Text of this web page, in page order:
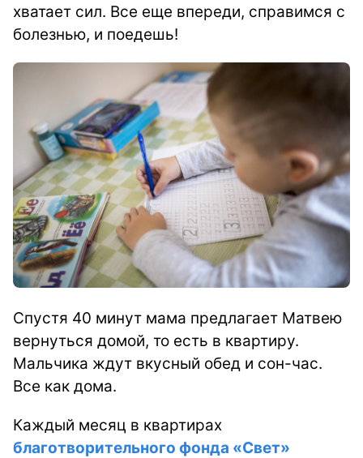
хватает сил. Все еще впереди, справимся с
болезнью, и поедешь!
Спустя 40 минут мама предлагает Матвею
вернуться домой, то есть в квартиру.
Мальчика ждут вкусный обед и сон-час.
Все как дома.
Каждый месяц в квартирах
благотворительного фонда «Свет»